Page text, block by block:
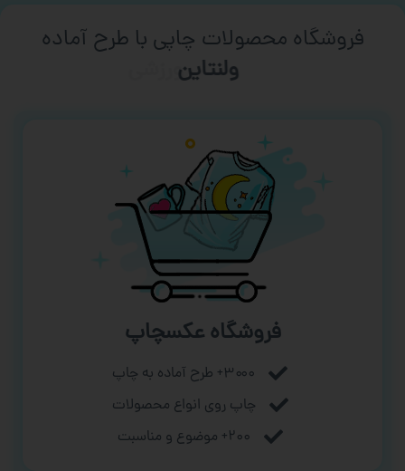
فروشگاه محصولات چاپی با طرح آماده
ورزشی
فروشگاه عکسچاپ
۳۰۰۰+ طرح آماده به چاپ
چاپ روی انواع محصولات
۲۰۰+ موضوع و مناسبت